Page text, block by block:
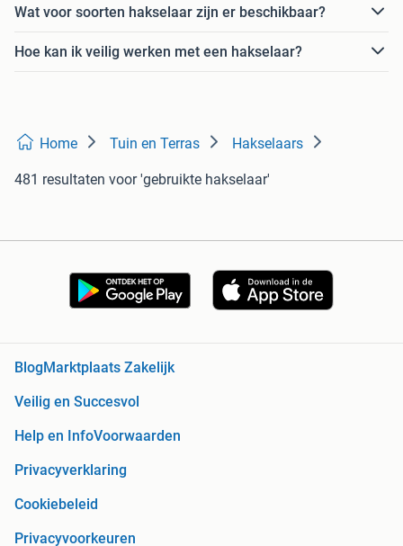
Wat voor soorten hakselaar zijn er beschikbaar?
Hoe kan ik veilig werken met een hakselaar?
Home Tuin en Terras Hakselaars
481 resultaten voor 'gebruikte hakselaar'
Blog Marktplaats Zakelijk
Veilig en Succesvol
Help en InfoVoorwaarden
Privacyverklaring
Cookiebeleid
Privacyvoorkeuren